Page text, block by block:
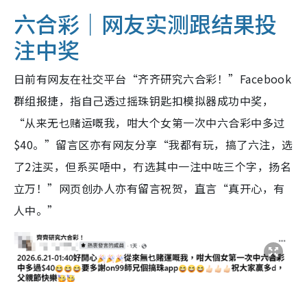
六合彩｜网友实测跟结果投
注中奖
日前有网友在社交平台“齐齐研究六合彩！”Facebook
群组报捷，指自己透过摇珠钥匙扣模拟器成功中奖，
“从来无乜赌运嘅我，咁大个女第一次中六合彩中多过
$40。”留言区亦有网友分享“我都有玩，搞了六注，选
了2注买，但系买唔中，冇选其中一注中咗三个字，扬名
立万！”网页创办人亦有留言祝贺，直言“真开心，有
人中。”